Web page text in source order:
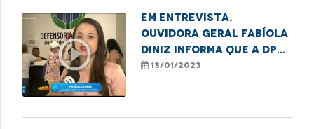
play_circle_outline
Em entrevista,
ouvidora geral Fabíola
Diniz informa que a DPE
oferece assistência
13/01/2023